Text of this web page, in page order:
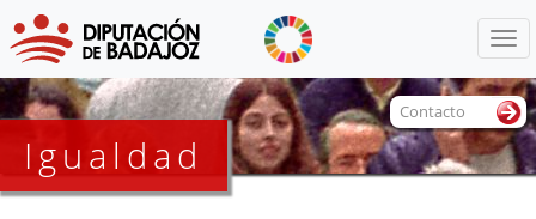
Igualdad
Contacto